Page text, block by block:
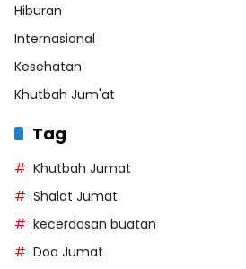
Hiburan
Internasional
Kesehatan
Khutbah Jum'at
Tag
Khutbah Jumat
Shalat Jumat
kecerdasan buatan
Doa Jumat